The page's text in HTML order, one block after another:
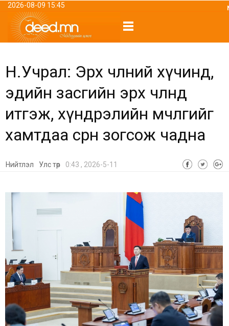
2026-08-09 15:45
Н.Учрал: Эрх чөлөөний хүчинд,
эдийн засгийн эрх чөлөөнд
итгэж, хүндрэлийн мөчлөгийг
хамтдаа сөрөн зогсож чадна
Нийтлэл Улс төр 0:43 , 2026-5-11